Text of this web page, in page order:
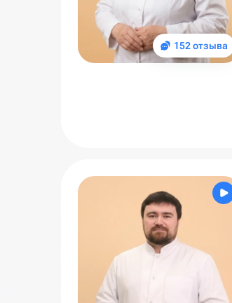
152 отзыва